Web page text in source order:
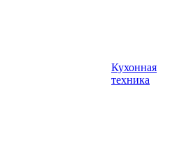
Кухонная
техника